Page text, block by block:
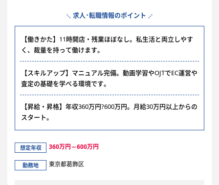
求人･転職情報のポイント
【働きかた】11時開店・残業ほぼなし。私生活と両立しやす
く、裁量を持って働けます。
【スキルアップ】マニュアル完備。動画学習やOJTでEC運営や
査定の基礎を学べる環境です。
【昇給・昇格】年収360万円?600万円。月給30万円以上からの
スタート。
想定年収 360万円～600万円
勤務地 東京都葛飾区